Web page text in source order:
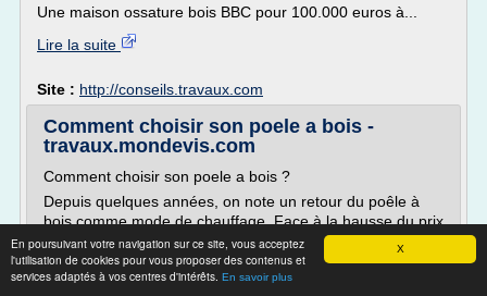
X
En poursuivant votre navigation sur ce site, vous acceptez
l'utilisation de cookies pour vous proposer des contenus et
services adaptés à vos centres d'intérêts. En savoir plus
Une maison ossature bois BBC pour 100.000 euros à...
Lire la suite
Site : http://conseils.travaux.com
Comment choisir son poele a bois -
travaux.mondevis.com
Comment choisir son poele a bois ?
Depuis quelques années, on note un retour du poêle à
bois comme mode de chauffage. Face à la hausse du prix
des combustibles, il s'impose comme un moyen de
chauffage peu cher et avec un rendement excellent.
Toutefois pour pouvoir profiter de tous les atouts du